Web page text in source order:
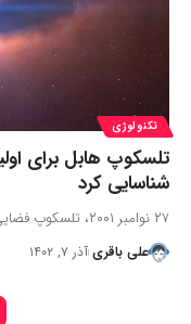
تکنولوژی
تلسکوپ هابل برای
شناسایی کرد
۲۷ نوامبر ۲۰۰۱، تلسکوپ فضایی هابل سدیم را در جو HD 209458…
علی باقری آذر ۷, ۱۴۰۲